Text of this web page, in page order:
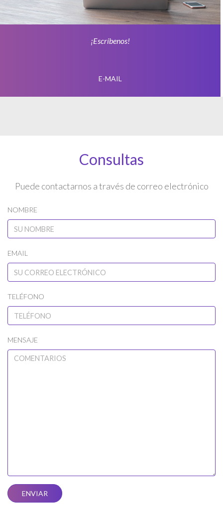
¡Escríbenos!
E-MAIL
Consultas
Puede contactarnos a través de correo electrónico
NOMBRE
EMAIL
TELÉFONO
MENSAJE